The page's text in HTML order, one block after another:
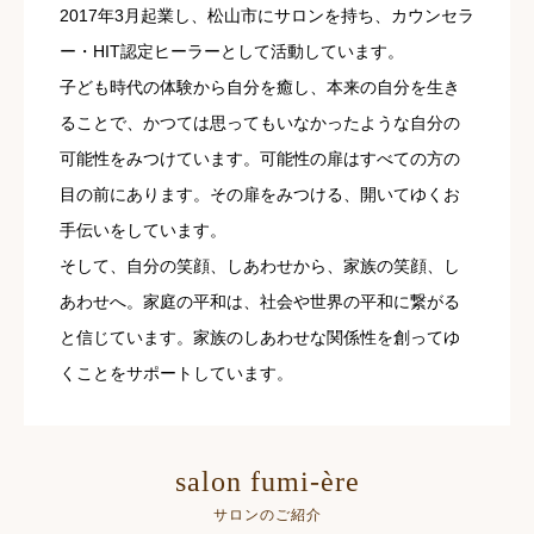
2017年3月起業し、松山市にサロンを持ち、カウンセラ
ー・HIT認定ヒーラーとして活動しています。
子ども時代の体験から自分を癒し、本来の自分を生き
ることで、かつては思ってもいなかったような自分の
可能性をみつけています。可能性の扉はすべての方の
目の前にあります。その扉をみつける、開いてゆくお
手伝いをしています。
そして、自分の笑顔、しあわせから、家族の笑顔、し
あわせへ。家庭の平和は、社会や世界の平和に繋がる
と信じています。家族のしあわせな関係性を創ってゆ
くことをサポートしています。
salon fumi-ère
サロンのご紹介